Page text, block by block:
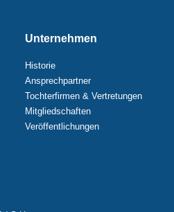
Unternehmen
Historie
Ansprechpartner
Tochterfirmen & Vertretungen
Mitgliedschaften
Veröffentlichungen